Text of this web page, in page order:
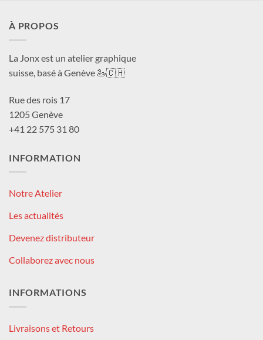
À PROPOS
La Jonx est un atelier graphique
suisse, basé à Genève 🦢🇨🇭
Rue des rois 17
1205 Genève
+41 22 575 31 80
INFORMATION
Notre Atelier
Les actualités
Devenez distributeur
Collaborez avec nous
INFORMATIONS
Livraisons et Retours